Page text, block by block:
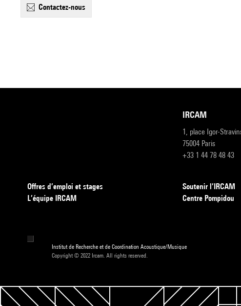
contactez-nous
IRCAM
1, place Igor-
75004 Paris
+33 1 44 78 48 43
Offres d’emploi et stages
L’équipe IRCAM
Soutenir l’IRCAM
Centre Pompidou
Institut de Recherche et de Coordination Acoustique/Musique
Copyright © 2022 Ircam. All rights reserved.